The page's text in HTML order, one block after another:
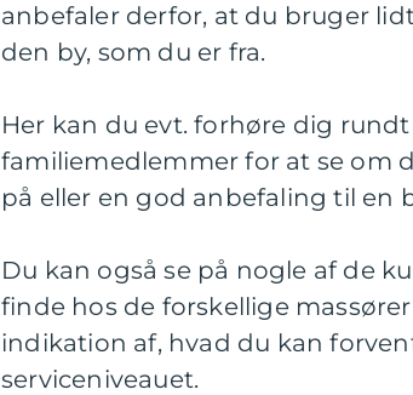
anbefaler derfor, at du bruger
den by, som du er fra.
Her kan du evt. forhøre dig
familiemedlemmer for at se om
på eller en god anbefaling til en
Du kan også se på nogle af de
finde hos de forskellige
indikation af, hvad du kan
serviceniveauet.